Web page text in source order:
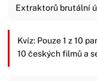
Extraktorů brutální
Kvíz: Pouze 1 z 10
10 českých filmů a